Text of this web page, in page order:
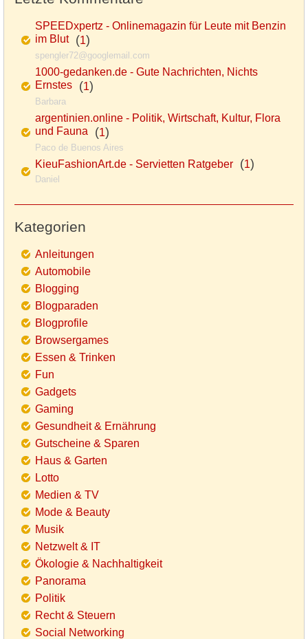
SPEEDxpertz - Onlinemagazin für Leute mit Benzin
im Blut(1)
spengler72@googlemail.com
1000-gedanken.de - Gute Nachrichten, Nichts
Ernstes (1)
Barbara
argentinien.online - Politik, Wirtschaft, Kultur, Flora
und Fauna (1)
Paco de Buenos Aires
KieuFashionArt.de - Servietten Ratgeber (1)
Daniel
Kategorien
Anleitungen
Automobile
Blogging
Blogparaden
Blogprofile
Browsergames
Essen & Trinken
Fun
Gadgets
Gaming
Gesundheit & Ernährung
Gutscheine & Sparen
Haus & Garten
Lotto
Medien & TV
Mode & Beauty
Musik
Netzwelt & IT
Ökologie & Nachhaltigkeit
Panorama
Politik
Recht & Steuern
Social Networking